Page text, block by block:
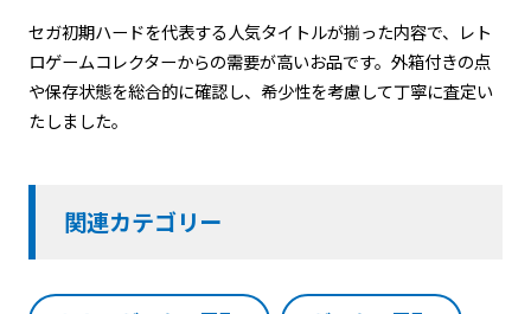
セガ初期ハードを代表する人気タイトルが揃った内容で、レト
ロゲームコレクターからの需要が高いお品です。外箱付きの点
や保存状態を総合的に確認し、希少性を考慮して丁寧に査定い
たしました。
関連カテゴリー